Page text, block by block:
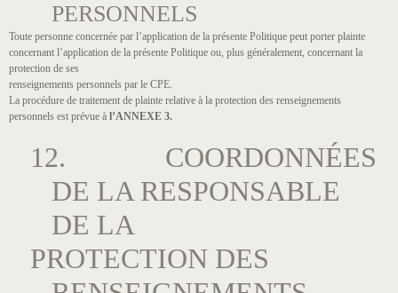
PERSONNELS
Toute personne concernée par l’application de la présente Politique peut porter plainte
concernant l’application de la présente Politique ou, plus généralement, concernant la
protection de ses
renseignements personnels par le CPE.
La procédure de traitement de plainte relative à la protection des renseignements
personnels est prévue à l’ANNEXE 3.
12. COORDONNÉES
DE LA RESPONSABLE
DE LA
PROTECTION DES